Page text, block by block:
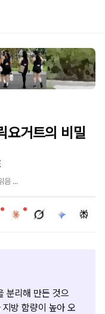
요거트의 비밀
음 ...
분리해 만든 것으
방 함량이 높아 오